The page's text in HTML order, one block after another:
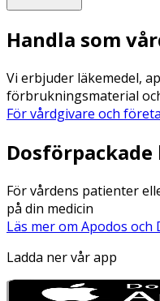
Handla som
Vi erbjuder läkemedel,
förbrukningsmaterial
För vårdgivare och
För vårdens patienter
på din medicin
Läs mer om Apodos och
Ladda ner vår app